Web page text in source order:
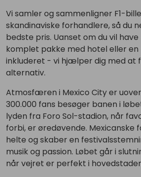
Vi samler og sammenligner F1-
skandinaviske forhandlere, så du
bedste pris. Uanset om du vil
komplet pakke med hotel eller en
inkluderet - vi hjælper dig med at
alternativ.
Atmosfæren i Mexico City er
300.000 fans besøger banen i
lyden fra Foro Sol-stadion, når
forbi, er øredøvende. Mexicanske
helte og skaber en
musik og passion. Løbet går i
når vejret er perfekt i